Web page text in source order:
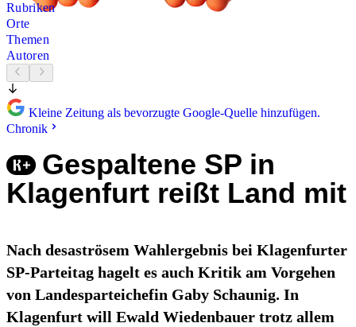
Rubriken
Orte
Themen
Autoren
Kleine Zeitung als bevorzugte Google-Quelle hinzufügen.
Chronik
Gespaltene SP in
Klagenfurt reißt Land mit
Nach desaströsem Wahlergebnis bei Klagenfurter
SP-Parteitag hagelt es auch Kritik am Vorgehen
von Landesparteichefin Gaby Schaunig. In
Klagenfurt will Ewald Wiedenbauer trotz allem